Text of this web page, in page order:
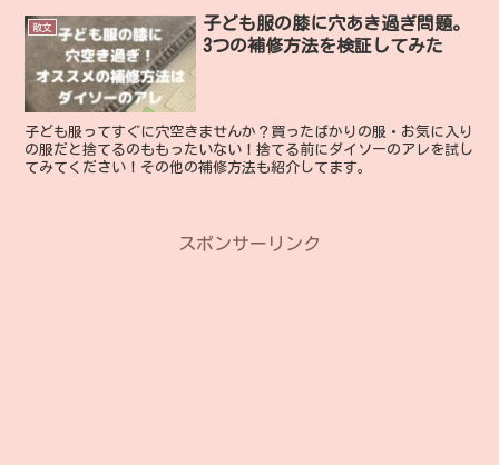
散文
子ども服の膝に穴あき過ぎ問題。
3つの補修方法を検証してみた
子ども服ってすぐに穴空きませんか？買ったばかりの服・お気に入り
の服だと捨てるのももったいない！捨てる前にダイソーのアレを試し
てみてください！その他の補修方法も紹介してます。
スポンサーリンク